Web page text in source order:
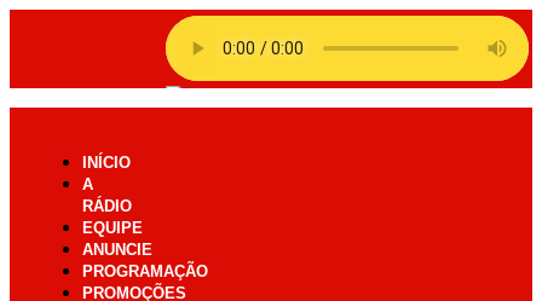
INÍCIO
A
RÁDIO
EQUIPE
ANUNCIE
PROGRAMAÇÃO
PROMOÇÕES